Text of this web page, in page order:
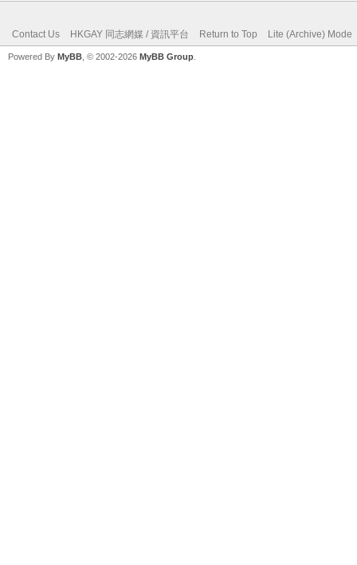
Contact Us HKGAY 同志網媒 / 資訊平台 Return to Top Lite (Archive) Mode
Powered By MyBB , © 2002-2026 MyBB Group